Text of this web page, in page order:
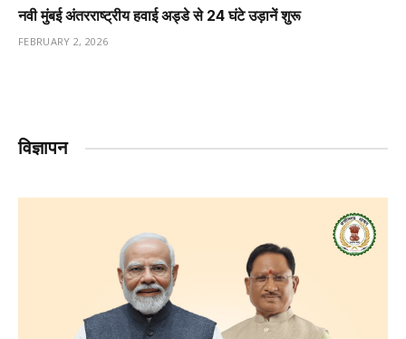
नवी मुंबई अंतरराष्ट्रीय हवाई अड्डे से 24 घंटे उड़ानें शुरू
FEBRUARY 2, 2026
विज्ञापन